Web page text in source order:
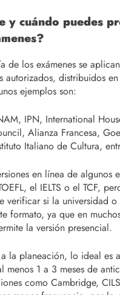
y cuándo puedes
de los exámenes se
autorizados, distribuidos
ejemplos son:
IPN, International
Alianza Francesa,
Italiano de Cultura,
en línea de algunos
el IELTS o el TCF,
verificar si la universidad o
formato, ya que en
la versión presencial.
a la planeación, lo ideal es
menos 1 a 3 meses de
como Cambridge,